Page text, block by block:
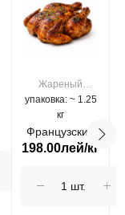
Жареный
цыпленок
упаковка: ~ 1.25
кг
Французский
гриль, кг
198.00лей/кг